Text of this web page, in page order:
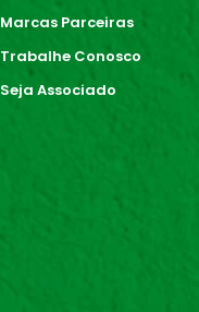
Marcas Parceiras
Trabalhe Conosco
Seja Associado